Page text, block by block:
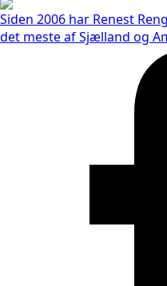
Siden 2006 har Renest
det meste af Sjælland og